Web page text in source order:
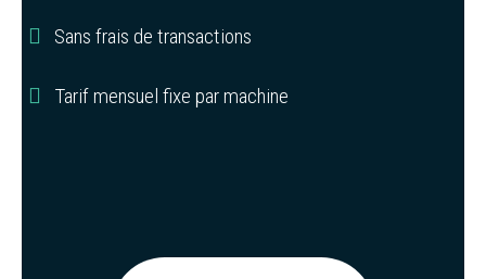
Sans frais de transactions
Tarif mensuel fixe par machine